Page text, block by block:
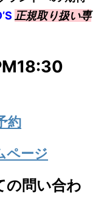
正規取り扱い専
約
ページ
の問い合わ